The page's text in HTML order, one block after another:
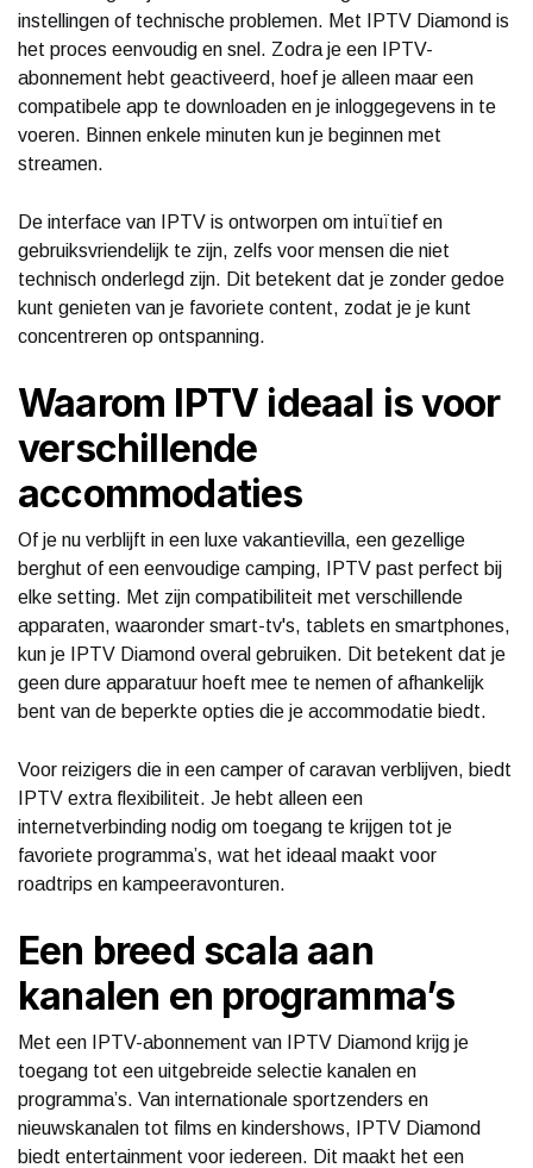
instellingen of technische problemen. Met IPTV Diamond is
het proces eenvoudig en snel. Zodra je een IPTV-
abonnement hebt geactiveerd, hoef je alleen maar een
compatibele app te downloaden en je inloggegevens in te
voeren. Binnen enkele minuten kun je beginnen met
streamen.
De interface van IPTV is ontworpen om intuïtief en
gebruiksvriendelijk te zijn, zelfs voor mensen die niet
technisch onderlegd zijn. Dit betekent dat je zonder gedoe
kunt genieten van je favoriete content, zodat je je kunt
concentreren op ontspanning.
Waarom IPTV ideaal is voor
verschillende
accommodaties
Of je nu verblijft in een luxe vakantievilla, een gezellige
berghut of een eenvoudige camping, IPTV past perfect bij
elke setting. Met zijn compatibiliteit met verschillende
apparaten, waaronder smart-tv's, tablets en smartphones,
kun je IPTV Diamond overal gebruiken. Dit betekent dat je
geen dure apparatuur hoeft mee te nemen of afhankelijk
bent van de beperkte opties die je accommodatie biedt.
Voor reizigers die in een camper of caravan verblijven, biedt
IPTV extra flexibiliteit. Je hebt alleen een
internetverbinding nodig om toegang te krijgen tot je
favoriete programma’s, wat het ideaal maakt voor
roadtrips en kampeeravonturen.
Een breed scala aan
kanalen en programma’s
Met een IPTV-abonnement van IPTV Diamond krijg je
toegang tot een uitgebreide selectie kanalen en
programma’s. Van internationale sportzenders en
nieuwskanalen tot films en kindershows, IPTV Diamond
biedt entertainment voor iedereen. Dit maakt het een